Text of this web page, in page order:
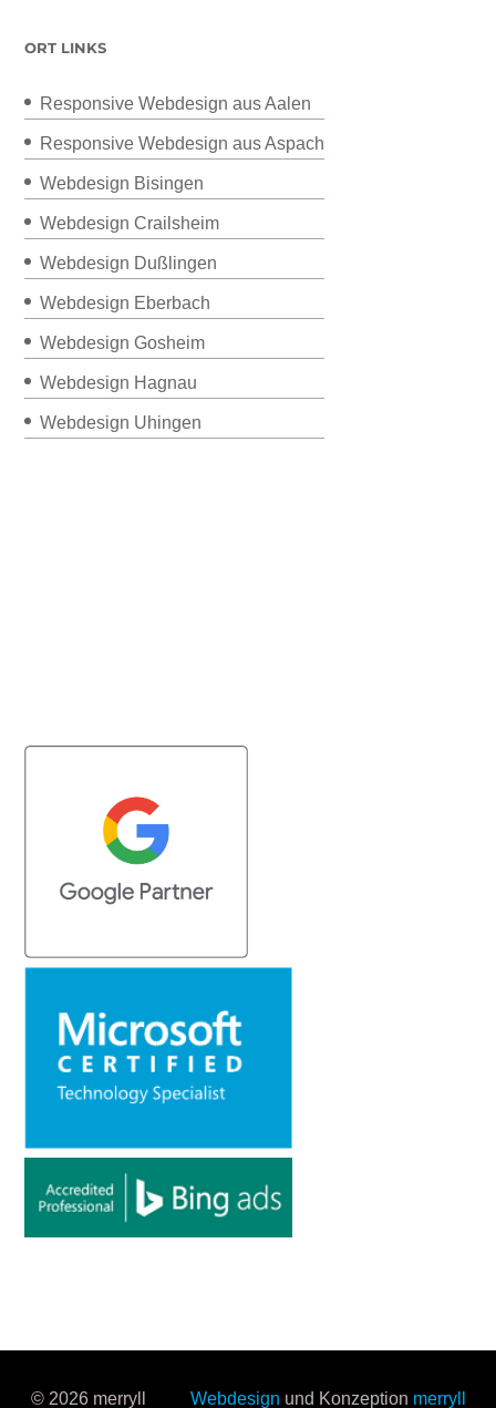
ORT LINKS
Responsive Webdesign aus Aalen
Responsive Webdesign aus Aspach
Webdesign Bisingen
Webdesign Crailsheim
Webdesign Dußlingen
Webdesign Eberbach
Webdesign Gosheim
Webdesign Hagnau
Webdesign Uhingen
© 2026 merryll Webdesign und Konzeption merryll